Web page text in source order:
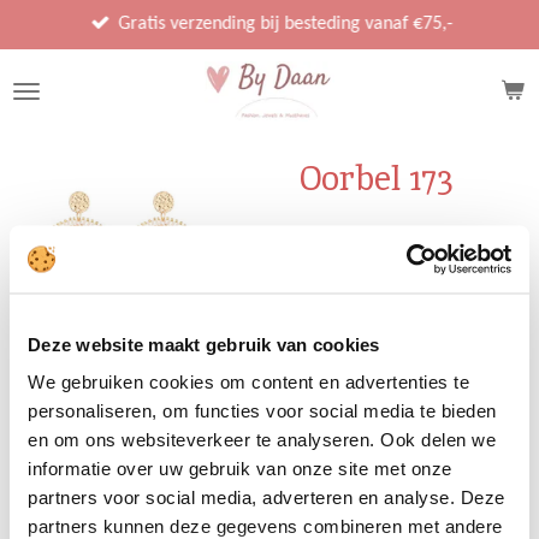
Deze website maakt gebruik van cookies
We gebruiken cookies om content en advertenties te
personaliseren, om functies voor social media te bieden
en om ons websiteverkeer te analyseren. Ook delen we
informatie over uw gebruik van onze site met onze
partners voor social media, adverteren en analyse. Deze
partners kunnen deze gegevens combineren met andere
direct
naar
Gratis verzending bij besteding vanaf €75,-
Oorbel 173
In winkelwagen
D
e
e
D
e
l
S
h
r
e